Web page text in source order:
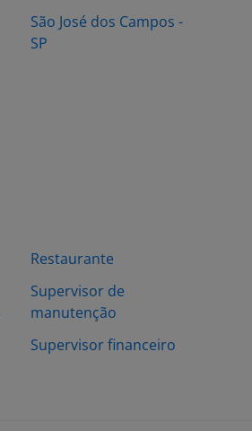
São José dos Campos -
SP
Restaurante
Supervisor de
manutenção
Supervisor financeiro